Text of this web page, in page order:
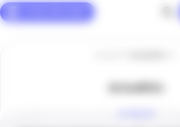
Actualités
Panneau de gestion des cookies